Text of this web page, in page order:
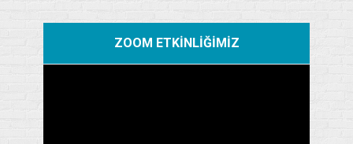
ZOOM ETKİNLİĞİMİZ